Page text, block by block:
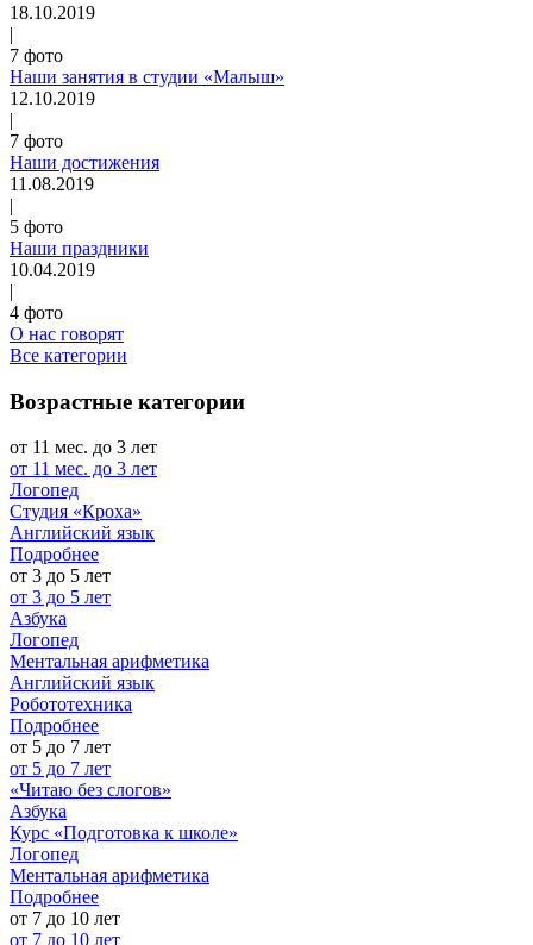
18.10.2019
|
7 фото
Наши занятия в студии «Малыш»
12.10.2019
|
7 фото
Наши достижения
11.08.2019
|
5 фото
Наши праздники
10.04.2019
|
4 фото
О нас говорят
Все категории
Возрастные категории
от 11 мес. до 3 лет
от 11 мес. до 3 лет
Логопед
Студия «Кроха»
Английский язык
Подробнее
от 3 до 5 лет
от 3 до 5 лет
Азбука
Логопед
Ментальная арифметика
Английский язык
Робототехника
Подробнее
от 5 до 7 лет
от 5 до 7 лет
«Читаю без слогов»
Азбука
Курс «Подготовка к школе»
Логопед
Ментальная арифметика
Подробнее
от 7 до 10 лет
от 7 до 10 лет